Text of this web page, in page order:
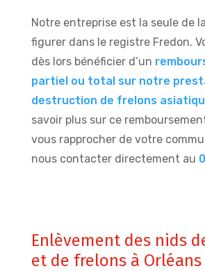
Notre entreprise est la seule de
figurer dans le registre Fredon.
dès lors bénéficier d’un
partiel ou total sur notre
destruction de frelons
savoir plus sur ce
vous rapprocher de votre
nous contacter directement au
Enlèvement des nids
et de frelons à Orléans